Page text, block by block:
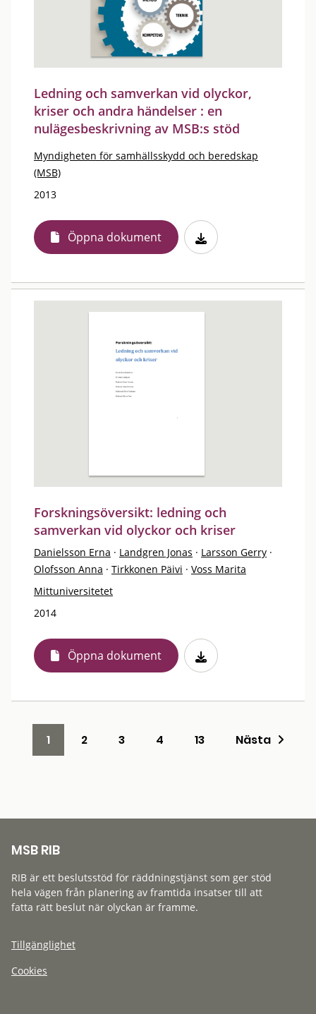
Ledning och samverkan vid olyckor,
kriser och andra händelser : en
nulägesbeskrivning av MSB:s stöd
Myndigheten för samhällsskydd och beredskap
(MSB)
2013
Öppna dokument
Forskningsöversikt: ledning och
samverkan vid olyckor och kriser
Danielsson Erna · Landgren Jonas · Larsson Gerry ·
Olofsson Anna · Tirkkonen Päivi · Voss Marita
Mittuniversitetet
2014
Öppna dokument
1 2 3 4 13 Nästa
MSB RIB
RIB är ett beslutsstöd för räddningstjänst som ger stöd
hela vägen från planering av framtida insatser till att
fatta rätt beslut när olyckan är framme.
Tillgänglighet
Cookies